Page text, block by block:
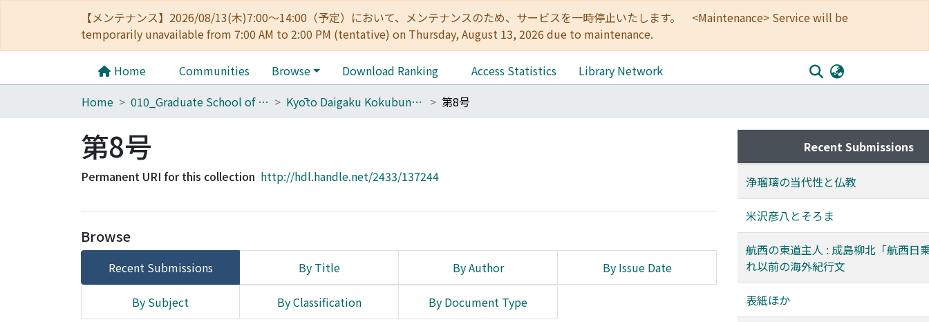
【メンテナンス】2026/08/13(木)7:00～14:00（予定）において、メンテナンスのため、サービスを一時停止いたします。 <Maintenance> Service will be
temporarily unavailable from 7:00 AM to 2:00 PM (tentative) on Thursday, August 13, 2026 due to maintenance.
Home Communities Browse Download Ranking Access Statistics
Library Network
Home
010_Graduate School of Letters Kyōto Daigaku Kokubungaku Ronsō 第8号
第8号
Permanent URI for this collection http://hdl.handle.net/2433/137244
Browse
Recent Submissions By Title By Author By Issue Date
By Subject By Classification By Document Type
Recent Submissions
浄瑠璃の当代性と仏教
米沢彦八とそろま
航西の東道主人 : 成島柳北「航西日
れ以前の海外紀行文
表紙ほか